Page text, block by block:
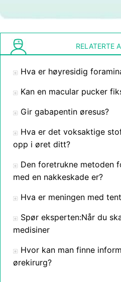
RELATERTE
Hva er høyresidig
Kan en macular pucker
Gir gabapentin øresus?
Hva er det voksaktige
opp i øret ditt?
Den foretrukne metoden
med en nakkeskade er?
Hva er meningen med
Spør eksperten:Når du
medisiner
Hvor kan man finne
ørekirurg?